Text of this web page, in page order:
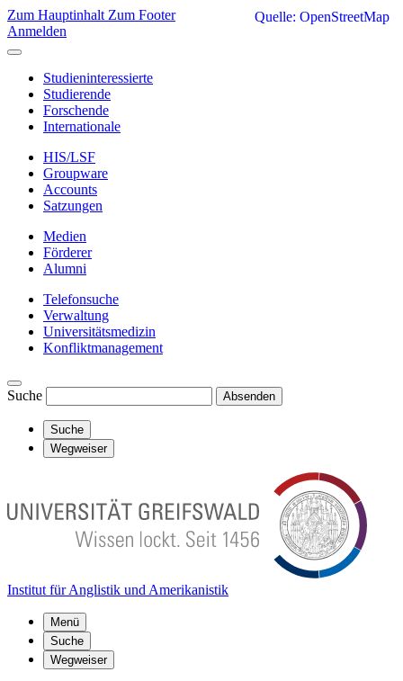
Zum Hauptinhalt Zum Footer
Anmelden
Studieninteressierte
Studierende
Forschende
Internationale
HIS/LSF
Groupware
Accounts
Satzungen
Medien
Förderer
Alumni
Telefonsuche
Verwaltung
Universitätsmedizin
Konfliktmanagement
Suche Absenden
Suche
Wegweiser
Institut für Anglistik und Amerikanistik
Menü
Suche
Wegweiser
Quelle: OpenStreetMap